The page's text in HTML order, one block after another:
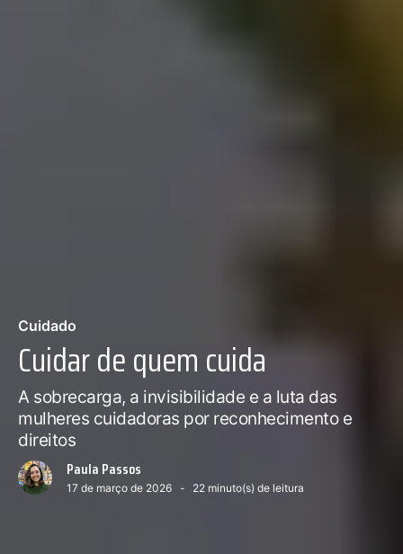
Cuidado
Cuidar de quem cuida
A sobrecarga, a invisibilidade e a luta das
mulheres cuidadoras por reconhecimento e
direitos
Paula Passos
17 de março de 2026 22 minuto(s) de leitura